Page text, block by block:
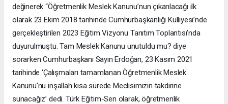
değinerek “Öğretmenlik Meslek Kanunu’nun çıkarılacağı ilk
olarak 23 Ekim 2018 tarihinde Cumhurbaşkanlığı Külliyesi’nde
gerçekleştirilen 2023 Eğitim Vizyonu Tanıtım Toplantısı’nda
duyurulmuştu. Tam Meslek Kanunu unutuldu mu? diye
sorarken Cumhurbaşkanı Sayın Erdoğan, 23 Kasım 2021
tarihinde ‘Çalışmaları tamamlanan Öğretmenlik Meslek
Kanunu'nu inşallah kısa sürede Meclisimizin takdirine
sunacağız’ dedi. Türk Eğitim-Sen olarak, öğretmenlik